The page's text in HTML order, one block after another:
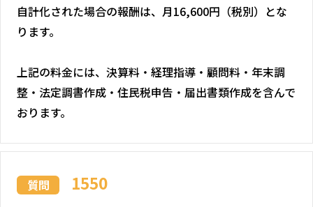
自計化された場合の報酬は、月16,600円（税別）とな
ります。
上記の料金には、決算料・経理指導・顧問料・年末調
整・法定調書作成・住民税申告・届出書類作成を含んで
おります。
質問 1550